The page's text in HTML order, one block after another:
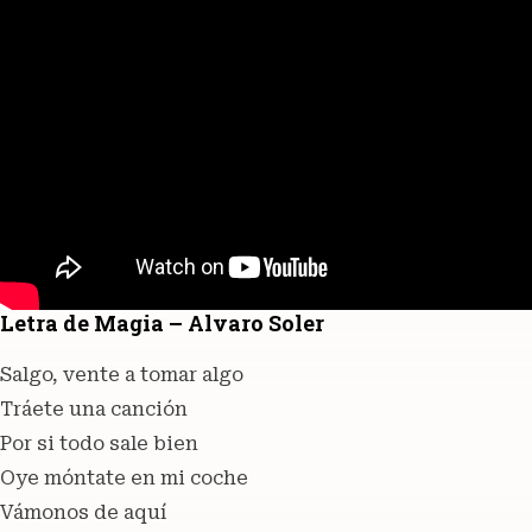
Letra de Magia – Alvaro Soler
Salgo, vente a tomar algo
Tráete una canción
Por si todo sale bien
Oye móntate en mi coche
Vámonos de aquí